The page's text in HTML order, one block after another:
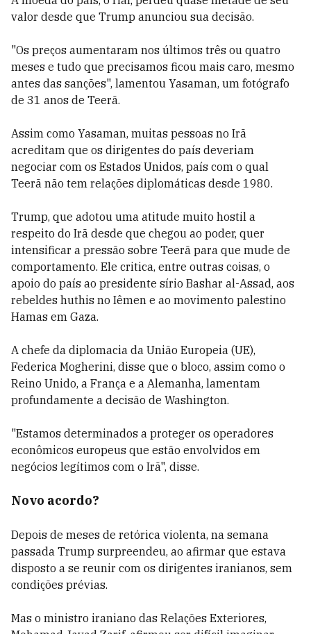
valor desde que Trump anunciou sua decisão.
"Os preços aumentaram nos últimos três ou quatro
meses e tudo que precisamos ficou mais caro, mesmo
antes das sanções", lamentou Yasaman, um fotógrafo
de 31 anos de Teerã.
Assim como Yasaman, muitas pessoas no Irã
acreditam que os dirigentes do país deveriam
negociar com os Estados Unidos, país com o qual
Teerã não tem relações diplomáticas desde 1980.
Trump, que adotou uma atitude muito hostil a
respeito do Irã desde que chegou ao poder, quer
intensificar a pressão sobre Teerã para que mude de
comportamento. Ele critica, entre outras coisas, o
apoio do país ao presidente sírio Bashar al-Assad, aos
rebeldes huthis no Iêmen e ao movimento palestino
Hamas em Gaza.
A chefe da diplomacia da União Europeia (UE),
Federica Mogherini, disse que o bloco, assim como o
Reino Unido, a França e a Alemanha, lamentam
profundamente a decisão de Washington.
"Estamos determinados a proteger os operadores
econômicos europeus que estão envolvidos em
negócios legítimos com o Irã", disse.
Novo acordo?
Depois de meses de retórica violenta, na semana
passada Trump surpreendeu, ao afirmar que estava
disposto a se reunir com os dirigentes iranianos, sem
condições prévias.
Mas o ministro iraniano das Relações Exteriores,